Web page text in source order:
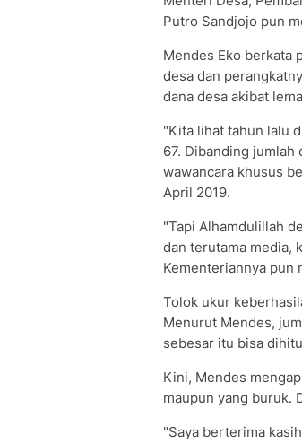
Putro Sandjojo pun
Mendes Eko berkata
desa dan
dana desa akibat
"Kita lihat tahun lalu
67. Dibanding jumlah
wawancara khusus
April 2019.
"Tapi Alhamdulillah
dan terutama media,
Kementeriannya pun
Tolok ukur
Menurut Mendes,
sebesar itu bisa
Kini, Mendes
maupun yang buruk.
"Saya berterima